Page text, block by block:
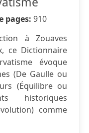
pages: 910
à Zouaves
ce Dictionnaire
évoque
(De Gaulle ou
(Équilibre ou
historiques
comme